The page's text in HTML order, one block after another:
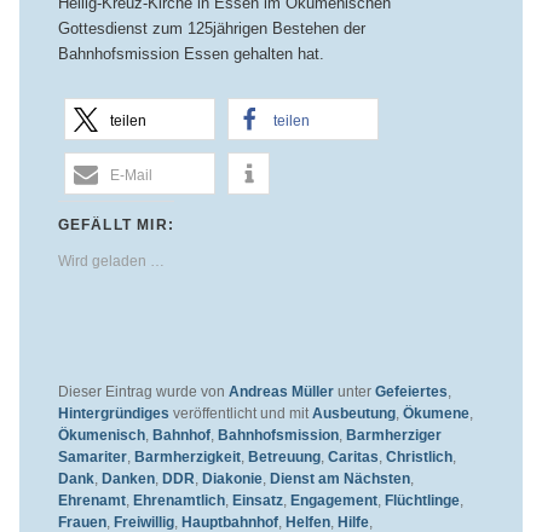
Gottesdienst zum 125jährigen Bestehen der
Bahnhofsmission Essen gehalten hat.
teilen teilen
E-Mail
GEFÄLLT MIR:
Wird geladen …
Dieser Eintrag wurde von Andreas Müllerunter Gefeiertes
Hintergründiges veröffentlicht und mit Ausbeutung, Ökumene,
Ökumenisch, Bahnhof, Bahnhofsmission, Barmherziger
Samariter, Barmherzigkeit, Betreuung, Caritas Christlich,
Dank, Danken, DDR Diakonie, Dienst am Nächsten,
Ehrenamt, Ehrenamtlich, Einsatz, Engagement, Flüchtlinge,
Frauen, Freiwillig, Hauptbahnhof, Helfen, Hilfe,